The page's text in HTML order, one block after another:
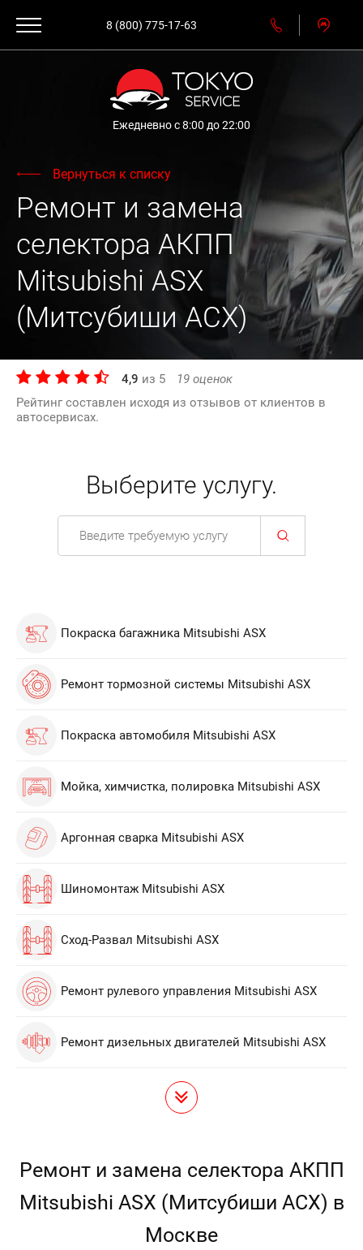
8 (800) 775-17-63
Ежедневно с 8:00 до 22:00
Вернуться к списку
Ремонт и замена
селектора АКПП
Mitsubishi ASX
(Митсубиши АСХ)
4,9 из 5 19 оценок
Рейтинг составлен исходя из отзывов от клиентов в
автосервисах.
Выберите услугу.
Покраска багажника Mitsubishi ASX
Ремонт тормозной системы Mitsubishi ASX
Покраска автомобиля Mitsubishi ASX
Мойка, химчистка, полировка Mitsubishi ASX
Аргонная сварка Mitsubishi ASX
Шиномонтаж Mitsubishi ASX
Сход-Развал Mitsubishi ASX
Ремонт рулевого управления Mitsubishi ASX
Ремонт дизельных двигателей Mitsubishi ASX
Ремонт и замена селектора АКПП
Mitsubishi ASX (Митсубиши АСХ) в
Москве